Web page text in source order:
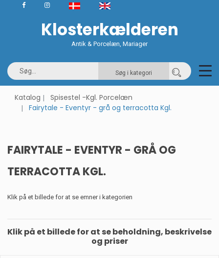
Klosterkælderen
Antik & Porcelæn, Mariager
Søg i kategori
Katalog
Spisestel -Kgl. Porcelæn
Fairytale - Eventyr - grå og terracotta Kgl.
FAIRYTALE - EVENTYR - GRÅ OG
TERRACOTTA KGL.
Klik på et billede for at se emner i kategorien
Klik på et billede for at se beholdning, beskrivelse
og priser